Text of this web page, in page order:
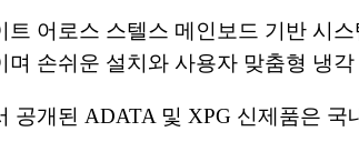
트 어로스 스텔스 메인보드 기반 시
며 손쉬운 설치와 사용자 맞춤형 냉
공개된 ADATA 및 XPG 신제품은